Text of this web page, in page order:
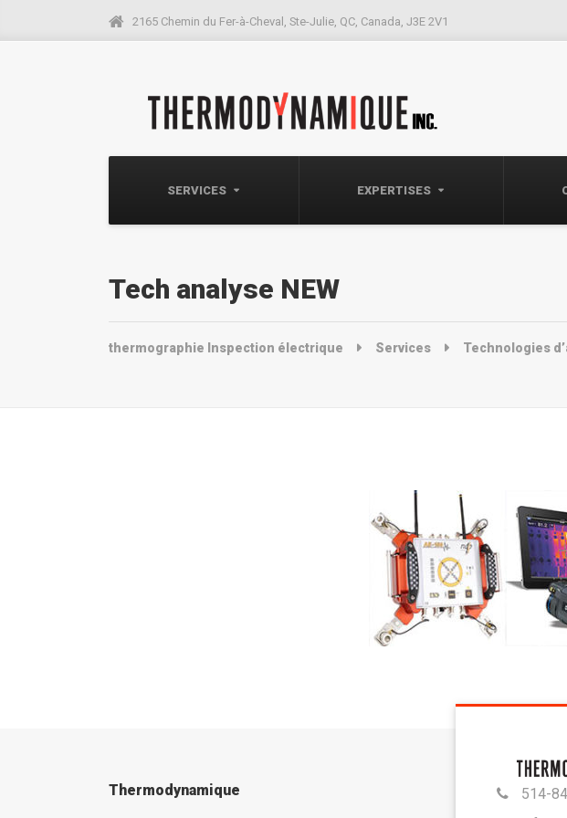
2165 Chemin du Fer-à-Cheval, Ste-Julie, QC, Canada, J3E 2V1
SERVICES EXPERTISES
Tech analyse NEW
thermographie Inspection électrique Services Technologies
Thermodynamique
514-